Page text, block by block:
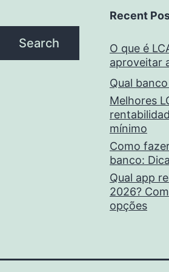
Search
Recent
O que é
aproveitar
Qual
Melhores
mínimo
Como
banco:
Qual app
2026?
opções